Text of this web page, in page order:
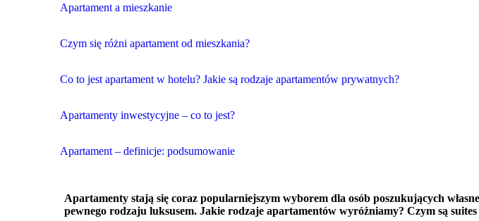
Apartament a mieszkanie
Czym się różni apartament od mieszkania?
Co to jest apartament w hotelu? Jakie są rodzaje apartamentów prywatnych?
Apartamenty inwestycyjne – co to jest?
Apartament – definicje: podsumowanie
Apartamenty stają się coraz popularniejszym wyborem dla osób poszukujących
pewnego rodzaju luksusem. Jakie rodzaje apartamentów wyróżniamy? Czym są